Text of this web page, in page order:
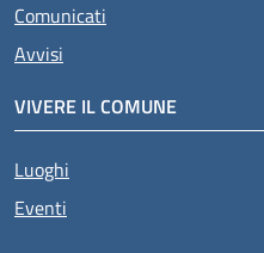
Comunicati
Avvisi
VIVERE IL COMUNE
Luoghi
Eventi